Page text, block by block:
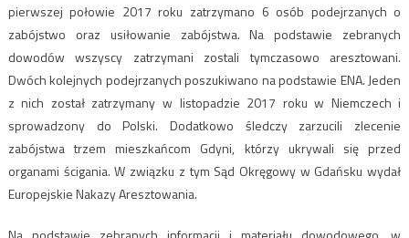
pierwszej połowie 2017 roku zatrzymano 6 osób podejrzanych o
zabójstwo oraz usiłowanie zabójstwa. Na podstawie zebranych
dowodów wszyscy zatrzymani zostali tymczasowo aresztowani.
Dwóch kolejnych podejrzanych poszukiwano na podstawie ENA. Jeden
z nich został zatrzymany w listopadzie 2017 roku w Niemczech i
sprowadzony do Polski. Dodatkowo śledczy zarzucili zlecenie
zabójstwa trzem mieszkańcom Gdyni, którzy ukrywali się przed
organami ścigania. W związku z tym Sąd Okręgowy w Gdańsku wydał
Europejskie Nakazy Aresztowania.